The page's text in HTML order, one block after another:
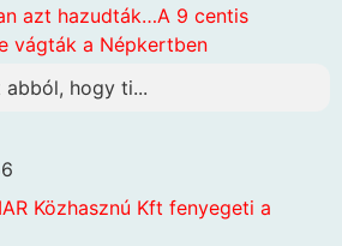
azt hazudták…A 9 centis
vágták a Népkertben
abból, hogy ti...
Közhasznú Kft fenyegeti a